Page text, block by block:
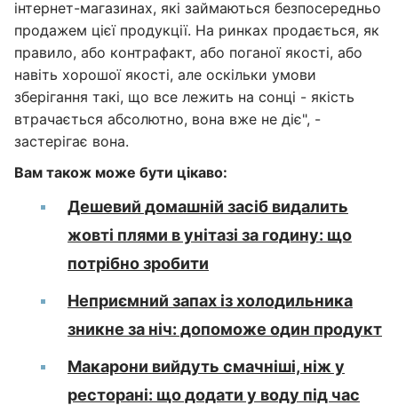
інтернет-магазинах, які займаються безпосередньо
продажем цієї продукції. На ринках продається, як
правило, або контрафакт, або поганої якості, або
навіть хорошої якості, але оскільки умови
зберігання такі, що все лежить на сонці - якість
втрачається абсолютно, вона вже не діє", -
застерігає вона.
Вам також може бути цікаво:
Дешевий домашній засіб видалить
жовті плями в унітазі за годину: що
потрібно зробити
Неприємний запах із холодильника
зникне за ніч: допоможе один продукт
Макарони вийдуть смачніші, ніж у
ресторані: що додати у воду під час